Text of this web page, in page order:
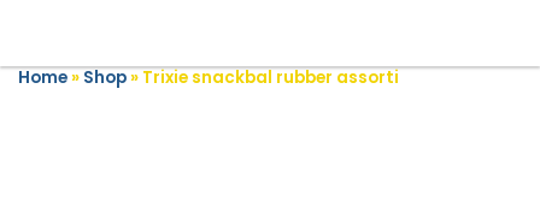
Home» Shop» Trixie snackbal rubber assorti